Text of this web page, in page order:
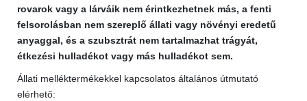
rovarok vagy a lárváik nem érintkezhetnek más, a fenti
felsorolásban nem szereplő állati vagy növényi eredetű
anyaggal, és a szubsztrát nem tartalmazhat trágyát,
étkezési hulladékot vagy más hulladékot sem.
Állati melléktermékekkel kapcsolatos általános útmutató
elérhető: